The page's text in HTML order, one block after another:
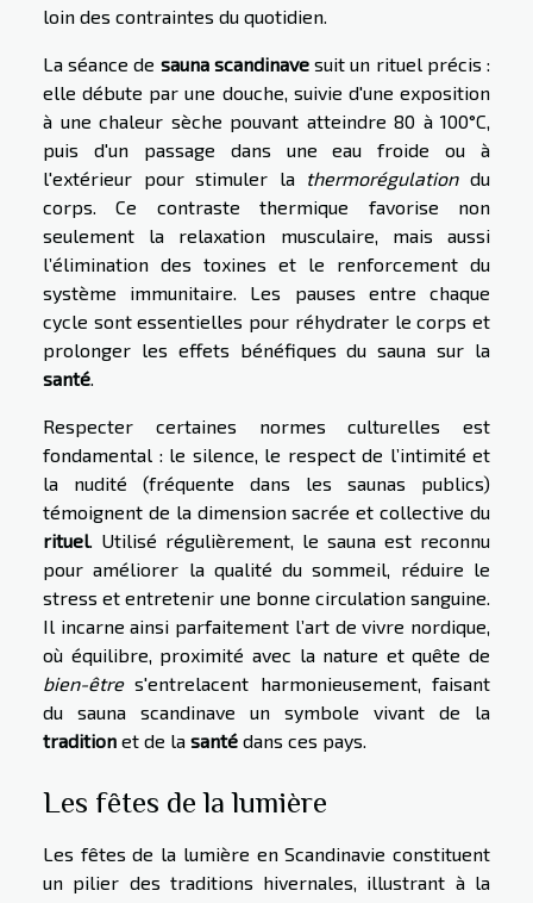
loin des contraintes du quotidien.
La séance de sauna scandinavesuit un rituel précis :
elle débute par une douche, suivie d'une exposition
à une chaleur sèche pouvant atteindre 80 à 100°C,
puis d'un passage dans une eau froide ou à
l'extérieur pour stimuler la thermorégulationdu
corps. Ce contraste thermique favorise non
seulement la relaxation musculaire, mais aussi
l’élimination des toxines et le renforcement du
système immunitaire. Les pauses entre chaque
cycle sont essentielles pour réhydrater le corps et
prolonger les effets bénéfiques du sauna sur la
santé.
Respecter certaines normes culturelles est
fondamental : le silence, le respect de l’intimité et
la nudité (fréquente dans les saunas publics)
témoignent de la dimension sacrée et collective du
rituel. Utilisé régulièrement, le sauna est reconnu
pour améliorer la qualité du sommeil, réduire le
stress et entretenir une bonne circulation sanguine.
Il incarne ainsi parfaitement l’art de vivre nordique,
où équilibre, proximité avec la nature et quête de
bien-êtres'entrelacent harmonieusement, faisant
du sauna scandinave un symbole vivant de la
tradition et de la santé dans ces pays.
Les fêtes de la lumière
Les fêtes de la lumière en Scandinavie constituent
un pilier des traditions hivernales, illustrant à la